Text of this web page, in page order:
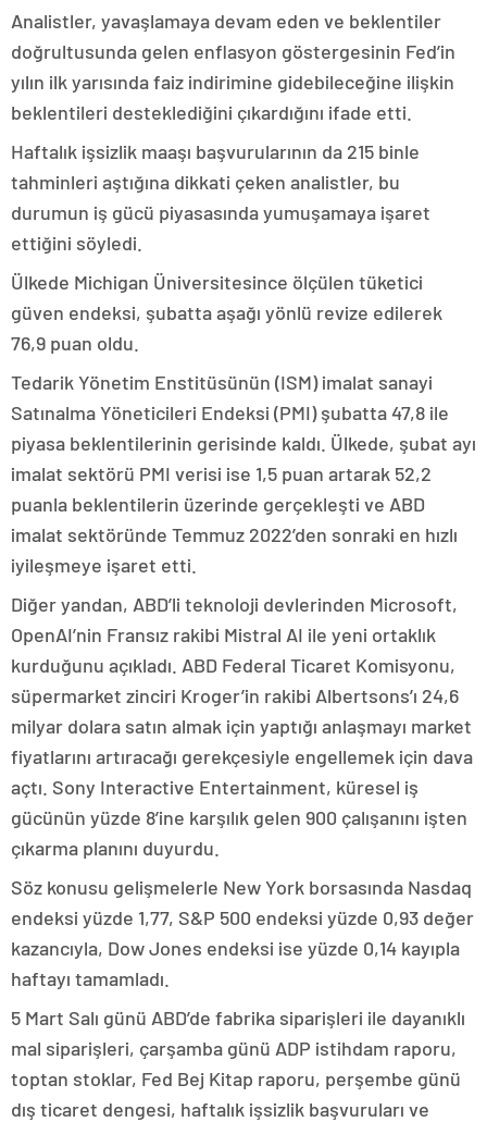
Analistler, yavaşlamaya devam eden ve beklentiler
doğrultusunda gelen enflasyon göstergesinin Fed’in
yılın ilk yarısında faiz indirimine gidebileceğine ilişkin
beklentileri desteklediğini çıkardığını ifade etti.
Haftalık işsizlik maaşı başvurularının da 215 binle
tahminleri aştığına dikkati çeken analistler, bu
durumun iş gücü piyasasında yumuşamaya işaret
ettiğini söyledi.
Ülkede Michigan Üniversitesince ölçülen tüketici
güven endeksi, şubatta aşağı yönlü revize edilerek
76,9 puan oldu.
Tedarik Yönetim Enstitüsünün (ISM) imalat sanayi
Satınalma Yöneticileri Endeksi (PMI) şubatta 47,8 ile
piyasa beklentilerinin gerisinde kaldı. Ülkede, şubat ayı
imalat sektörü PMI verisi ise 1,5 puan artarak 52,2
puanla beklentilerin üzerinde gerçekleşti ve ABD
imalat sektöründe Temmuz 2022’den sonraki en hızlı
iyileşmeye işaret etti.
Diğer yandan, ABD’li teknoloji devlerinden Microsoft,
OpenAI’nin Fransız rakibi Mistral AI ile yeni ortaklık
kurduğunu açıkladı. ABD Federal Ticaret Komisyonu,
süpermarket zinciri Kroger’in rakibi Albertsons’ı 24,6
milyar dolara satın almak için yaptığı anlaşmayı market
fiyatlarını artıracağı gerekçesiyle engellemek için dava
açtı. Sony Interactive Entertainment, küresel iş
gücünün yüzde 8’ine karşılık gelen 900 çalışanını işten
çıkarma planını duyurdu.
Söz konusu gelişmelerle New York borsasında Nasdaq
endeksi yüzde 1,77, S&P 500 endeksi yüzde 0,93 değer
kazancıyla, Dow Jones endeksi ise yüzde 0,14 kayıpla
haftayı tamamladı.
5 Mart Salı günü ABD’de fabrika siparişleri ile dayanıklı
mal siparişleri, çarşamba günü ADP istihdam raporu,
toptan stoklar, Fed Bej Kitap raporu, perşembe günü
dış ticaret dengesi, haftalık işsizlik başvuruları ve